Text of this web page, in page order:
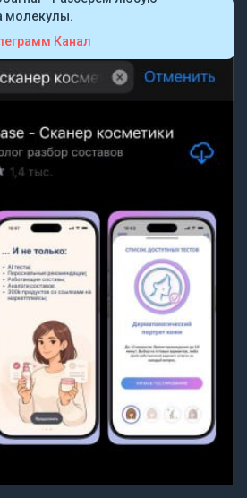
молекулы.
Канал